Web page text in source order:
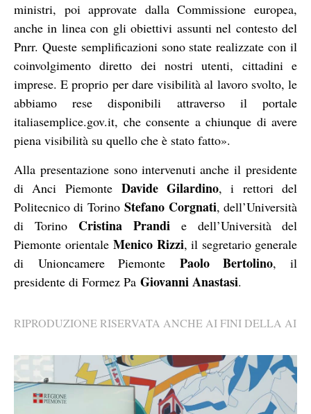
ministri, poi approvate dalla Commissione europea,
anche in linea con gli obiettivi assunti nel contesto del
Pnrr. Queste semplificazioni sono state realizzate con il
coinvolgimento diretto dei nostri utenti, cittadini e
imprese. E proprio per dare visibilità al lavoro svolto, le
abbiamo rese disponibili attraverso il portale
italiasemplice.gov.it, che consente a chiunque di avere
piena visibilità su quello che è stato fatto».
Alla presentazione sono intervenuti anche il presidente
di Anci Piemonte Davide Gilardino, i rettori del
Politecnico di TorinoStefano Corgnati, dell’Università
di Torino Cristina Prandi e dell’Università del
Piemonte orientale Menico Rizzi, il segretario generale
di Unioncamere Piemonte Paolo Bertolino, il
presidente di Formez Pa Giovanni Anastasi.
RIPRODUZIONE RISERVATA ANCHE AI FINI DELLA AI